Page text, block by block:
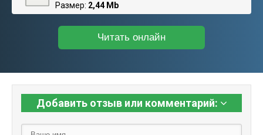
Размер: 2,44 Mb
Читать онлайн
Добавить отзыв или комментарий: